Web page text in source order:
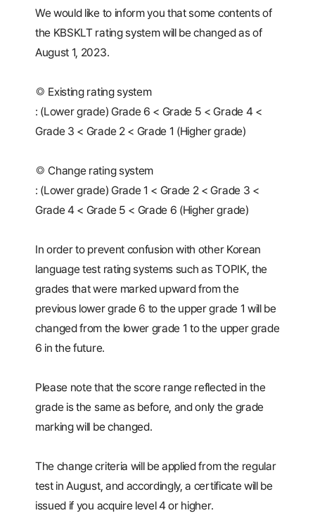
We would like to inform you that some contents of
the KBSKLT rating system will be changed as of
August 1, 2023.
◎ Existing rating system
: (Lower grade) Grade 6 < Grade 5 < Grade 4 <
Grade 3 < Grade 2 < Grade 1 (Higher grade)
◎ Change rating system
: (Lower grade) Grade 1 < Grade 2 < Grade 3 <
Grade 4 < Grade 5 < Grade 6 (Higher grade)
In order to prevent confusion with other Korean
language test rating systems such as TOPIK, the
grades that were marked upward from the
previous lower grade 6 to the upper grade 1 will be
changed from the lower grade 1 to the upper grade
6 in the future.
Please note that the score range reflected in the
grade is the same as before, and only the grade
marking will be changed.
The change criteria will be applied from the regular
test in August, and accordingly, a certificate will be
issued if you acquire level 4 or higher.